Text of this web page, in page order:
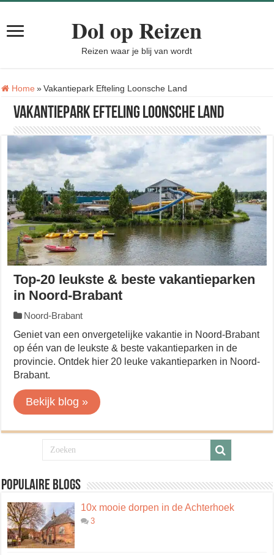
Dol op Reizen
Reizen waar je blij van wordt
Home »Tag:
Vakantiepark Efteling Loonsche Land
Vakantiepark Efteling Loonsche Land
Top-20 leukste & beste vakantieparken
in Noord-Brabant
Noord-Brabant
Geniet van een onvergetelijke vakantie in Noord-Brabant
op één van de leukste & beste vakantieparken in de
provincie. Ontdek hier 20 leuke vakantieparken in Noord-
Brabant.
Bekijk blog »
Populaire blogs
10x mooie dorpen in de Achterhoek
3